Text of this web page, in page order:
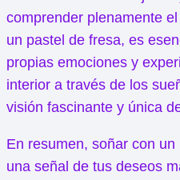
comprender plenamente
un pastel de fresa, es
propias emociones y
interior a través de los
visión fascinante y única
En resumen, soñar con
una señal de tus deseos